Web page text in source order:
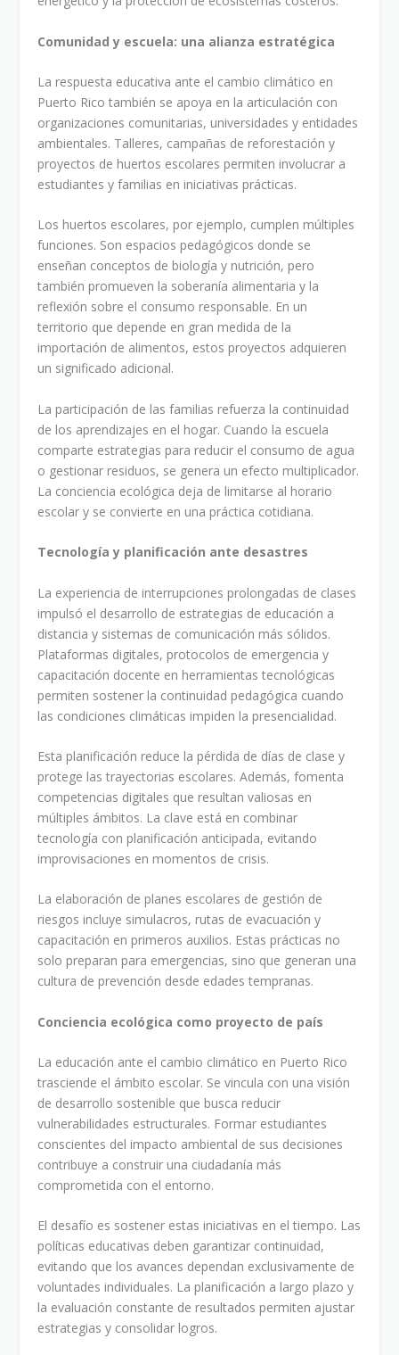
Comunidad y escuela: una alianza estratégica
La respuesta educativa ante el cambio climático en
Puerto Rico también se apoya en la articulación con
organizaciones comunitarias, universidades y entidades
ambientales. Talleres, campañas de reforestación y
proyectos de huertos escolares permiten involucrar a
estudiantes y familias en iniciativas prácticas.
Los huertos escolares, por ejemplo, cumplen múltiples
funciones. Son espacios pedagógicos donde se
enseñan conceptos de biología y nutrición, pero
también promueven la soberanía alimentaria y la
reflexión sobre el consumo responsable. En un
territorio que depende en gran medida de la
importación de alimentos, estos proyectos adquieren
un significado adicional.
La participación de las familias refuerza la continuidad
de los aprendizajes en el hogar. Cuando la escuela
comparte estrategias para reducir el consumo de agua
o gestionar residuos, se genera un efecto multiplicador.
La conciencia ecológica deja de limitarse al horario
escolar y se convierte en una práctica cotidiana.
Tecnología y planificación ante desastres
La experiencia de interrupciones prolongadas de clases
impulsó el desarrollo de estrategias de educación a
distancia y sistemas de comunicación más sólidos.
Plataformas digitales, protocolos de emergencia y
capacitación docente en herramientas tecnológicas
permiten sostener la continuidad pedagógica cuando
las condiciones climáticas impiden la presencialidad.
Esta planificación reduce la pérdida de días de clase y
protege las trayectorias escolares. Además, fomenta
competencias digitales que resultan valiosas en
múltiples ámbitos. La clave está en combinar
tecnología con planificación anticipada, evitando
improvisaciones en momentos de crisis.
La elaboración de planes escolares de gestión de
riesgos incluye simulacros, rutas de evacuación y
capacitación en primeros auxilios. Estas prácticas no
solo preparan para emergencias, sino que generan una
cultura de prevención desde edades tempranas.
Conciencia ecológica como proyecto de país
La educación ante el cambio climático en Puerto Rico
trasciende el ámbito escolar. Se vincula con una visión
de desarrollo sostenible que busca reducir
vulnerabilidades estructurales. Formar estudiantes
conscientes del impacto ambiental de sus decisiones
contribuye a construir una ciudadanía más
comprometida con el entorno.
El desafío es sostener estas iniciativas en el tiempo. Las
políticas educativas deben garantizar continuidad,
evitando que los avances dependan exclusivamente de
voluntades individuales. La planificación a largo plazo y
la evaluación constante de resultados permiten ajustar
estrategias y consolidar logros.